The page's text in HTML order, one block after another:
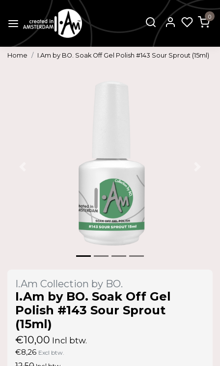
0
Home I.Am by BO. Soak Off Gel Polish #143 Sour Sprout (15ml)
I.Am Collection by BO.
I.Am by BO. Soak Off Gel
Polish #143 Sour Sprout
(15ml)
€10,00 Incl btw.
€8,26 Excl btw.